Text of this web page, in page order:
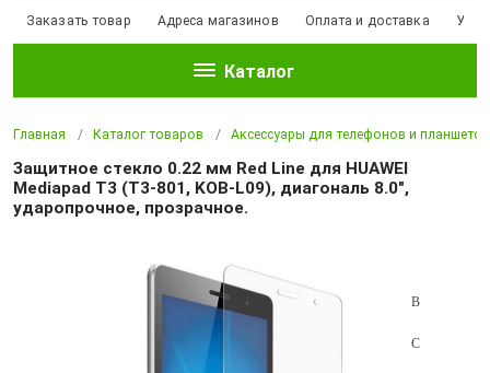
Заказать товар Адреса магазинов Оплата и доставка
Каталог
Главная Каталог товаров Аксессуары для телефонов и планшетов
Защитное стекло 0.22 мм Red Line для HUAWEI
Mediapad T3 (T3-801, KOB-L09), диагональ 8.0",
ударопрочное, прозрачное.